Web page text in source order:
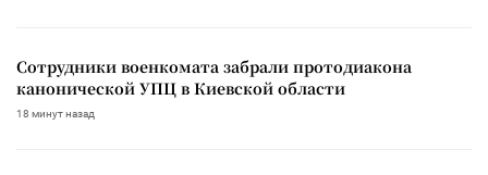
Сотрудники военкомата забрали протодиакона
канонической УПЦ в Киевской области
18 минут назад